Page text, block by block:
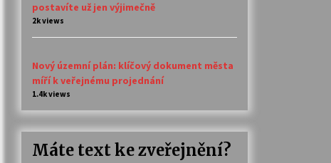
postavíte už jen výjimečně
2k views
Nový územní plán: klíčový dokument města
míří k veřejnému projednání
1.4k views
Máte text ke zveřejnění?